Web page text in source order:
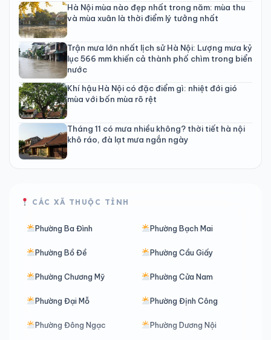
Hà Nội mùa nào đẹp nhất trong năm: mùa thu
và mùa xuân là thời điểm lý tưởng nhất
Trận mưa lớn nhất lịch sử Hà Nội: Lượng mưa kỷ
lục 566 mm khiến cả thành phố chìm trong biển
nước
Khí hậu Hà Nội có đặc điểm gì: nhiệt đới gió
mùa với bốn mùa rõ rệt
Tháng 11 có mưa nhiều không? thời tiết hà nội
khô ráo, đà lạt mưa ngắn ngày
CÁC XÃ THUỘC TỈNH
Phường Ba Đình Phường Bạch Mai
Phường Bồ Đề Phường Cầu Giấy
Phường Chương Mỹ Phường Cửa Nam
Phường Đại Mỗ Phường Định Công
Phường Đông Ngạc Phường Dương Nội